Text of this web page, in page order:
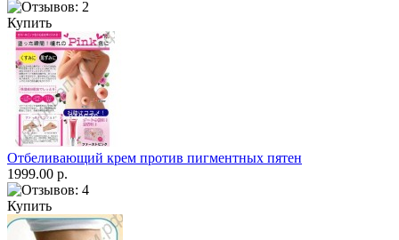
Купить
Отбеливающий крем против пигментных пятен
1999.00 р.
Купить